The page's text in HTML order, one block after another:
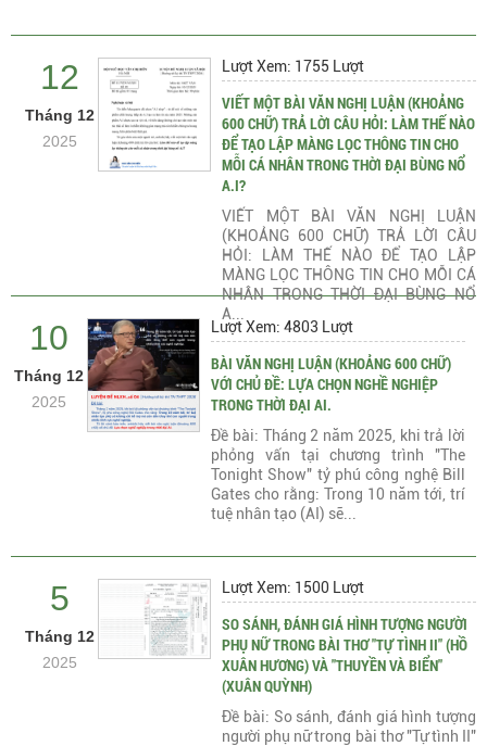
12
Tháng 12
2025
Lượt Xem: 1755 Lượt
VIẾT MỘT BÀI VĂN NGHỊ LUẬN (KHOẢNG
600 CHỮ) TRẢ LỜI CÂU HỎI: LÀM THẾ NÀO
ĐỂ TẠO LẬP MÀNG LỌC THÔNG TIN CHO
MỖI CÁ NHÂN TRONG THỜI ĐẠI BÙNG NỔ
A.I?
VIẾT MỘT BÀI VĂN NGHỊ LUẬN
(KHOẢNG 600 CHỮ) TRẢ LỜI CÂU
HỎI: LÀM THẾ NÀO ĐỂ TẠO LẬP
MÀNG LỌC THÔNG TIN CHO MỖI CÁ
NHÂN TRONG THỜI ĐẠI BÙNG NỔ
A...
10
Tháng 12
2025
Lượt Xem: 4803 Lượt
BÀI VĂN NGHỊ LUẬN (KHOẢNG 600 CHỮ)
VỚI CHỦ ĐỀ: LỰA CHỌN NGHỀ NGHIỆP
TRONG THỜI ĐẠI AI.
Đề bài: Tháng 2 năm 2025, khi trả lời
phỏng vấn tại chương trình "The
Tonight Show" tỷ phú công nghệ Bill
Gates cho rằng: Trong 10 năm tới, trí
tuệ nhân tạo (AI) sẽ...
5
Tháng 12
2025
Lượt Xem: 1500 Lượt
SO SÁNH, ĐÁNH GIÁ HÌNH TƯỢNG NGƯỜI
PHỤ NỮ TRONG BÀI THƠ "TỰ TÌNH II" (HỒ
XUÂN HƯƠNG) VÀ "THUYỀN VÀ BIỂN"
(XUÂN QUỲNH)
Đề bài: So sánh, đánh giá hình tượng
người phụ nữ trong bài thơ "Tự tình II"